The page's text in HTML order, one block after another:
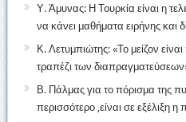
Υ. Άμυνας: Η Τουρκία είναι η
να κάνει μαθήματα ειρήνης και
Κ. Λετυμπιώτης: «Το μείζον
τραπέζι των
Β. Πάλμας για το πόρισμα της
περισσότερο ,είναι σε εξέλιξη η